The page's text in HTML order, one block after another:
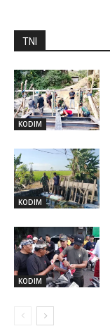
TNI
KODIM
KODIM
KODIM